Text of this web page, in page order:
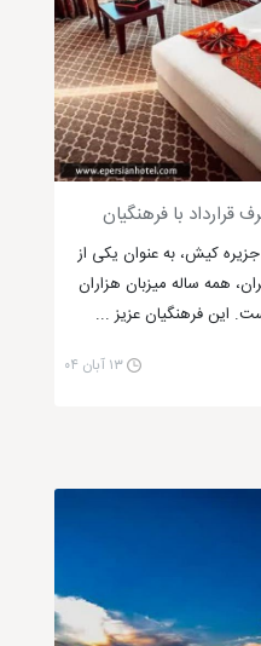
با فرهنگیان
کیش، به عنوان یکی از
همه ساله میزبان هزاران
این فرهنگیان عزیز ...
۱۳ آبان ۰۴